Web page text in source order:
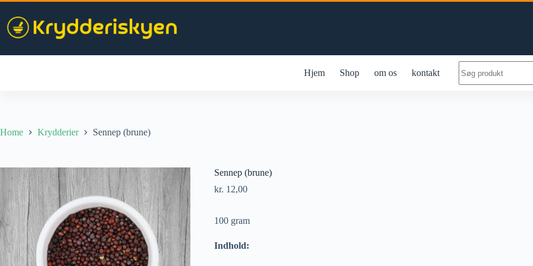
Skip
content
Hjem Shop om os kontakt
results
Home Krydderier Sennep (brune)
Sennep (brune)
kr. 12,00
100 gram
Indhold: